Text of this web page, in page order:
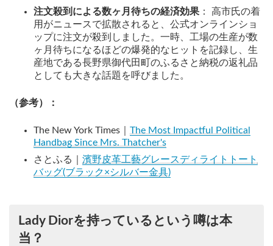
注文殺到による数ヶ月待ちの経済効果 ： 高市氏の着
用がニュースで拡散されると、公式オンラインショ
ップに注文が殺到しました。一時、工場の生産が数
ヶ月待ちになるほどの爆発的なヒットを記録し、生
産地である長野県御代田町のふるさと納税の返礼品
としても大きな話題を呼びました。
（参考）：
The New York Times｜ The Most Impactful Political
Handbag Since Mrs. Thatcher's
さとふる｜ 濱野皮革工藝グレースディライトトート
バッグ(ブラック×シルバー金具)
Lady Diorを持っているという噂は本
当？